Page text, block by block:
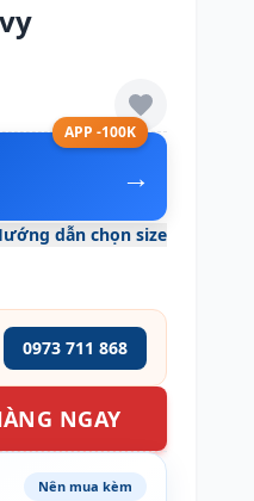
APP -100K
→
dẫn chọn size
0973 711 868
NGAY
Nên mua kèm